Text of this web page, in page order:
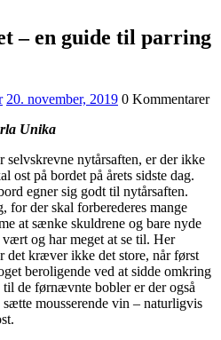
– en guide til parring
20. november, 2019 0 Kommentarer
Unika
nytårsaften, er der ikke
ost på bordet på årets sidste dag.
egner sig godt til nytårsaften.
for der skal forberederes mange
at sænke skuldrene og bare nyde
og har meget at se til. Her
det kræver ikke det store, når først
beroligende ved at sidde omkring
de førnævnte bobler er der også
mousserende vin – naturligvis